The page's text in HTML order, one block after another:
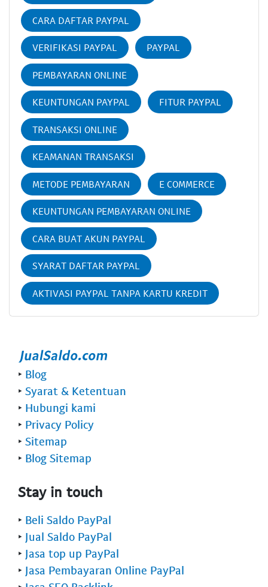
CARA DAFTAR PAYPAL
VERIFIKASI PAYPAL PAYPAL
PEMBAYARAN ONLINE
KEUNTUNGAN PAYPAL FITUR PAYPAL
TRANSAKSI ONLINE
KEAMANAN TRANSAKSI
METODE PEMBAYARAN E COMMERCE
KEUNTUNGAN PEMBAYARAN ONLINE
CARA BUAT AKUN PAYPAL
SYARAT DAFTAR PAYPAL
AKTIVASI PAYPAL TANPA KARTU KREDIT
‣ Blog
‣ Syarat & Ketentuan
‣ Hubungi kami
‣ Privacy Policy
‣ Sitemap
‣ Blog Sitemap
Stay in touch
‣ Beli Saldo PayPal
‣ Jual Saldo PayPal
‣ Jasa top up PayPal
‣ Jasa Pembayaran Online PayPal